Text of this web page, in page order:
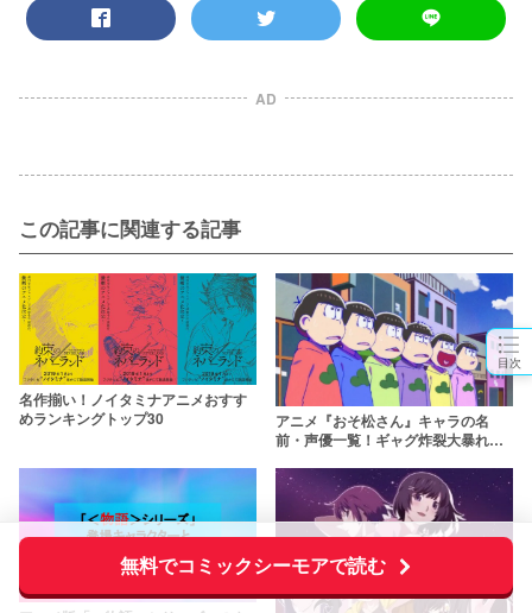
無料でコミックシーモアで読む
目次
AD
この記事に関連する記事
名作揃い！ノイタミナアニメおすす
めランキングトップ30
アニメ『おそ松さん』キャラの名
前・声優一覧！ギャグ炸裂大暴れの